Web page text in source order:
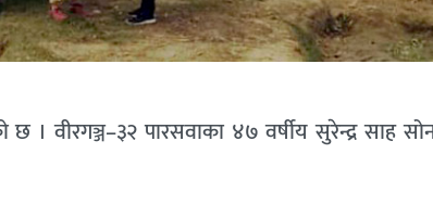
। वीरगञ्ज–३२ पारसवाका ४७ वर्षीय सुरेन्द्र साह